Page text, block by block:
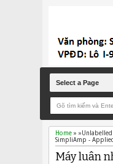
Select a Page
Home » »Unlabelled
SimpliAmp -
Máy luân